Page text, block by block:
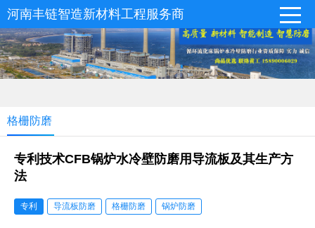
河南丰链智造新材料工程服务商
格栅防磨
专利技术CFB锅炉水冷壁防磨用导流板及其生产方
法
专利 导流板防磨 格栅防磨 锅炉防磨